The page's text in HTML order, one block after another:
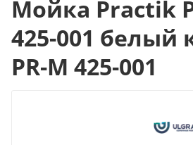
Мойка Practik
425-001 белый
PR-M 425-001